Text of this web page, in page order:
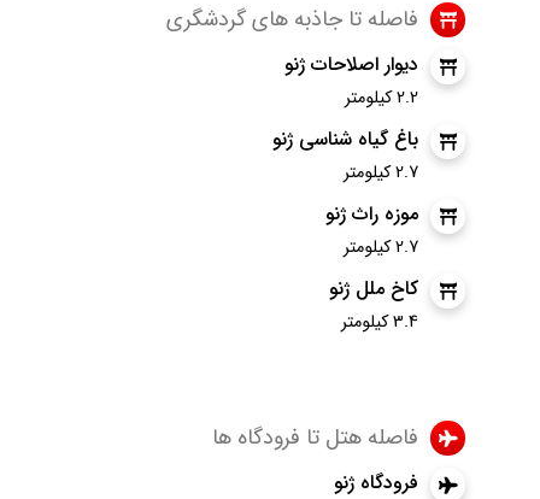
فاصله تا جاذبه های گردشگری
دیوار اصلاحات ژنو
2.2 کیلومتر
باغ گیاه شناسی ژنو
2.7 کیلومتر
موزه راث ژنو
2.7 کیلومتر
کاخ ملل ژنو
3.4 کیلومتر
فاصله هتل تا فرودگاه ها
فرودگاه ژنو